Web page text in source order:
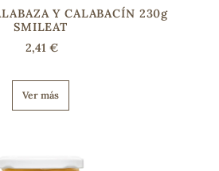
Y CALABACÍN 230g
SMILEAT
2,41 €
Ver más